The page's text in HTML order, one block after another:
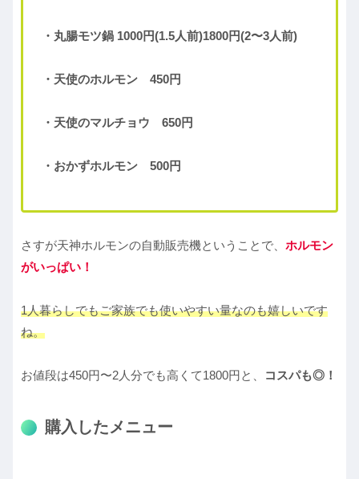
・丸腸モツ鍋 1000円(1.5人前)1800円(2〜3人前)
・天使のホルモン 450円
・天使のマルチョウ 650円
・おかずホルモン 500円
さすが天神ホルモンの自動販売機ということで、 ホルモン
がいっぱい！
1人暮らしでもご家族でも使いやすい量なのも嬉しいです
ね。
お値段は450円〜2人分でも高くて1800円と、 コスパも◎！
購入したメニュー